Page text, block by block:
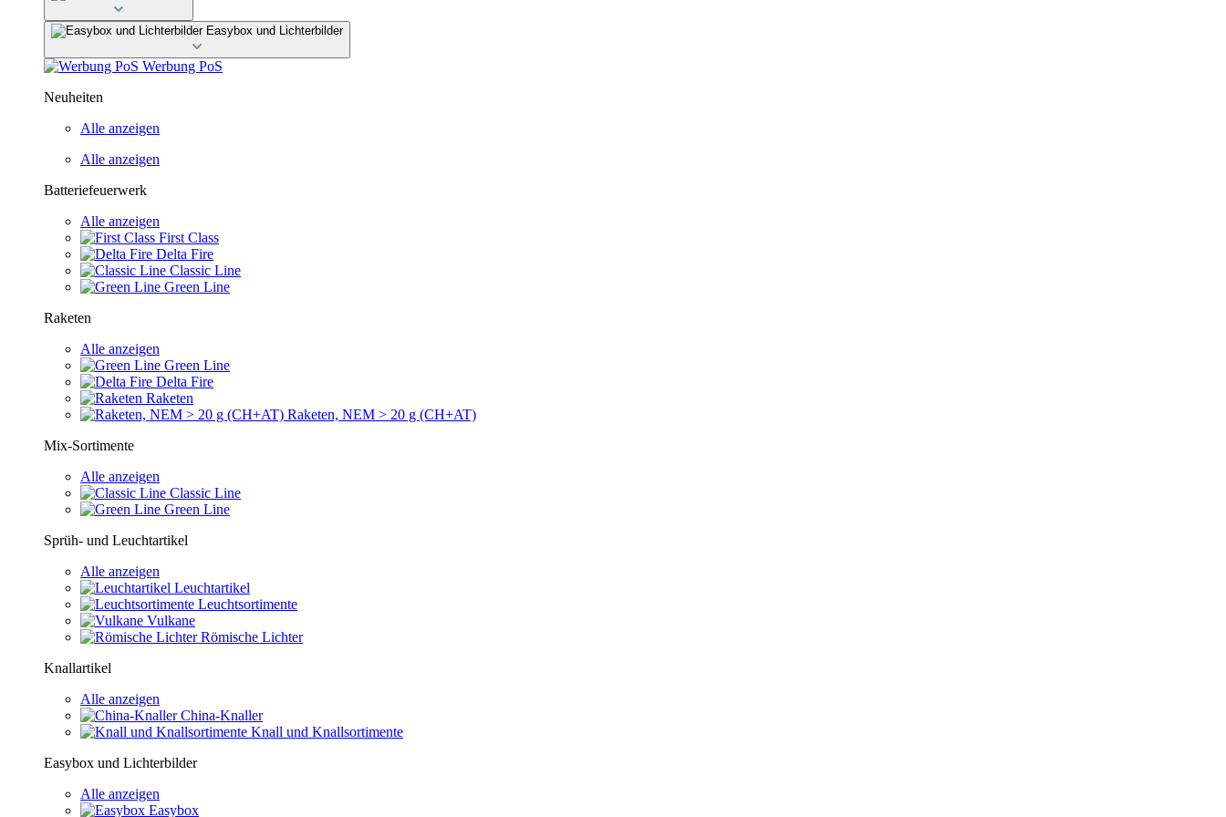
Easybox und Lichterbilder
Werbung PoS
Neuheiten
Alle anzeigen
Alle anzeigen
Batteriefeuerwerk
Alle anzeigen
First Class
Delta Fire
Classic Line
Green Line
Raketen
Alle anzeigen
Green Line
Delta Fire
Raketen
Raketen, NEM > 20 g (CH+AT)
Mix-Sortimente
Alle anzeigen
Classic Line
Green Line
Sprüh- und Leuchtartikel
Alle anzeigen
Leuchtartikel
Leuchtsortimente
Vulkane
Römische Lichter
Knallartikel
Alle anzeigen
China-Knaller
Knall und Knallsortimente
Easybox und Lichterbilder
Alle anzeigen
Easybox